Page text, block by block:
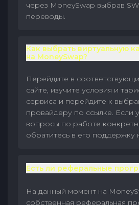
через MoneySwap выбрав
переводы.
Как выбрать виртуальную
на MoneySwap?
Перейдите в
сайте, изучите условия и
сервиса и перейдите к
провайдеру по ссылке. Если
вопросы по работе
обратитесь в его поддержку
Есть ли реферальные
На данный момент на
собственная реферальная